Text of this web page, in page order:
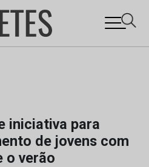
iniciativa para
de jovens com
o verão